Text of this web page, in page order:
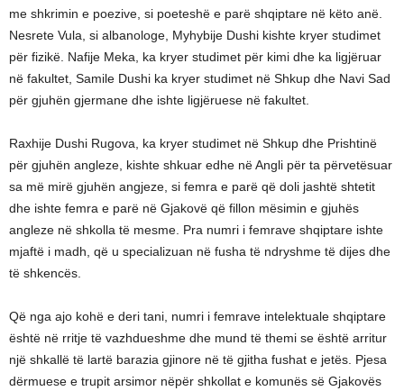
me shkrimin e poezive, si poeteshë e parë shqiptare në këto anë.
Nesrete Vula, si albanologe, Myhybije Dushi kishte kryer studimet
për fizikë. Nafije Meka, ka kryer studimet për kimi dhe ka ligjëruar
në fakultet, Samile Dushi ka kryer studimet në Shkup dhe Navi Sad
për gjuhën gjermane dhe ishte ligjëruese në fakultet.
Raxhije Dushi Rugova, ka kryer studimet në Shkup dhe Prishtinë
për gjuhën angleze, kishte shkuar edhe në Angli për ta përvetësuar
sa më mirë gjuhën angjeze, si femra e parë që doli jashtë shtetit
dhe ishte femra e parë në Gjakovë që fillon mësimin e gjuhës
angleze në shkolla të mesme. Pra numri i femrave shqiptare ishte
mjaftë i madh, që u specializuan në fusha të ndryshme të dijes dhe
të shkencës.
Që nga ajo kohë e deri tani, numri i femrave intelektuale shqiptare
është në rritje të vazhdueshme dhe mund të themi se është arritur
një shkallë të lartë barazia gjinore në të gjitha fushat e jetës. Pjesa
dërmuese e trupit arsimor nëpër shkollat e komunës së Gjakovës